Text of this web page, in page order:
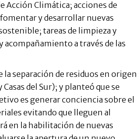
Acción Climática; acciones de
y desarrollar nuevas
tareas de limpieza y
a través de las
separación de residuos en origen
del Sur); y planteó que se
es generar conciencia sobre el
evitando que lleguen al
en la habilitación de nuevas